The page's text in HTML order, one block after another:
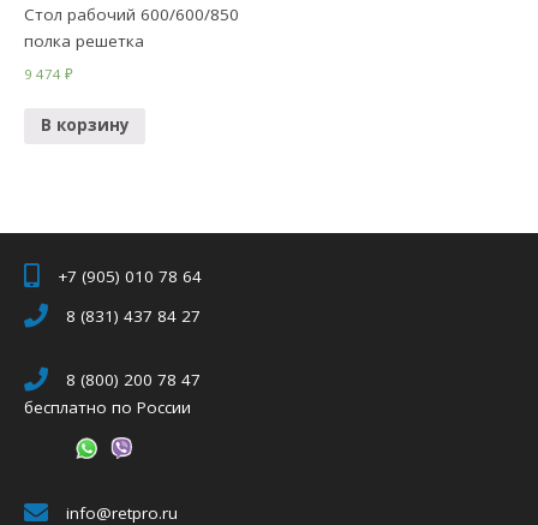
Стол рабочий 600/600/850
полка решетка
9 474₽
В корзину
+7 (905) 010 78 64
8 (831) 437 84 27
8 (800) 200 78 47
бесплатно по России
info@retpro.ru